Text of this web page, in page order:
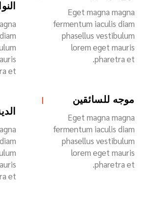
Eget magna magna
fermentum iaculis diam
phasellus vestibulum
lorem eget mauris
pharetra et.
موجه للسائقين
Eget magna magna
fermentum iaculis diam
phasellus vestibulum
lorem eget mauris
pharetra et.
et.
et.